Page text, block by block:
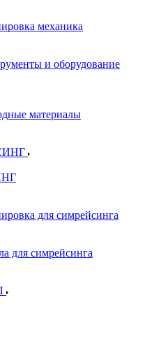
механика
и оборудование
материалы
для симрейсинга
для симрейсинга